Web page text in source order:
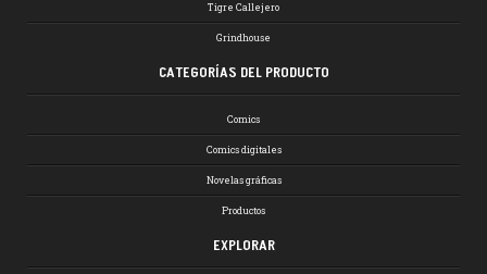
Tigre Callejero
Grindhouse
CATEGORÍAS DEL PRODUCTO
Comics
Comics digitales
Novelas gráficas
Productos
EXPLORAR